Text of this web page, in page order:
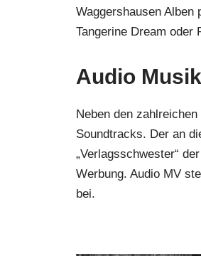
Waggershausen
Tangerine Dream oder
Audio
Neben den
Soundtracks. Der an
„Verlagsschwester“
Werbung. Audio MV
bei.